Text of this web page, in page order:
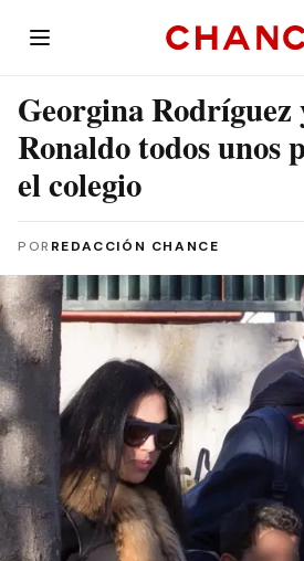
Georgina
Ronaldo todos unos
el colegio
POR REDACCIÓN CHANCE